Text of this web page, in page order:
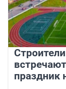
праздник